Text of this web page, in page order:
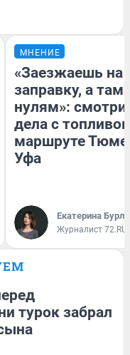
МНЕНИЕ
«Заезжаешь на
заправку, а там
нулям»:
дела с
маршруте
Уфа
Екатерина
Журналист 72.RU
турок забрал